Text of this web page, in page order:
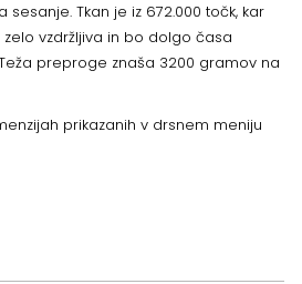
Tkan je iz 672.000 točk, kar
vzdržljiva in bo dolgo časa
preproge znaša 3200 gramov na
prikazanih v drsnem meniju